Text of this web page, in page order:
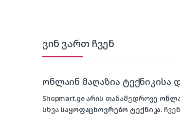
ვინ ვართ ჩვენ
ონლაინ მაღაზია ტექნიკისა
Shopmart.ge არის თანამედროვე
სხვა საყოფაცხოვრებო ტექნიკა.